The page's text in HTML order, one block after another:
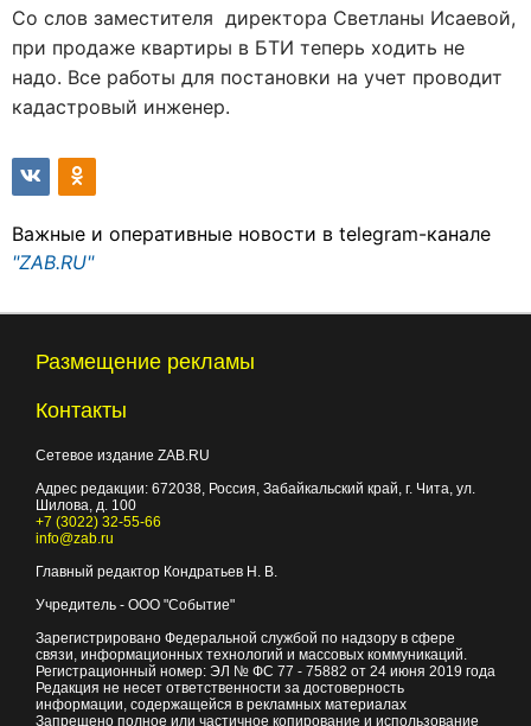
Со слов заместителя директора Светланы Исаевой,
при продаже квартиры в БТИ теперь ходить не
надо. Все работы для постановки на учет проводит
кадастровый инженер.
Важные и оперативные новости в telegram-канале
"ZAB.RU"
Размещение рекламы
Контакты
Сетевое издание ZAB.RU
Адрес редакции: 672038, Россия, Забайкальский край, г. Чита, ул.
Шилова, д. 100
+7 (3022) 32-55-66
info@zab.ru
Главный редактор Кондратьев Н. В.
Учредитель - ООО "Событие"
Зарегистрировано Федеральной службой по надзору в сфере
связи, информационных технологий и массовых коммуникаций.
Регистрационный номер: ЭЛ № ФС 77 - 75882 от 24 июня 2019 года
Редакция не несет ответственности за достоверность
информации, содержащейся в рекламных материалах
Запрещено полное или частичное копирование и использование